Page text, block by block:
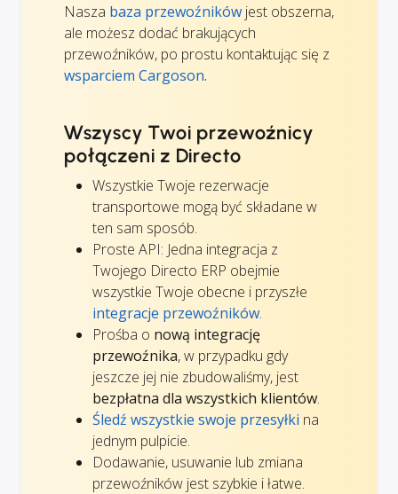
Nasza baza przewoźników jest obszerna,
ale możesz dodać brakujących
przewoźników, po prostu kontaktując się z
wsparciem Cargoson.
Wszyscy Twoi przewoźnicy
połączeni z Directo
Wszystkie Twoje rezerwacje
transportowe mogą być składane w
ten sam sposób.
Proste API: Jedna integracja z
Twojego Directo ERP obejmie
wszystkie Twoje obecne i przyszłe
integracje przewoźników.
Prośba o nową integrację
przewoźnika, w przypadku gdy
jeszcze jej nie zbudowaliśmy, jest
bezpłatna dla wszystkich klientów.
Śledź wszystkie swoje przesyłki na
jednym pulpicie.
Dodawanie, usuwanie lub zmiana
przewoźników jest szybkie i łatwe.